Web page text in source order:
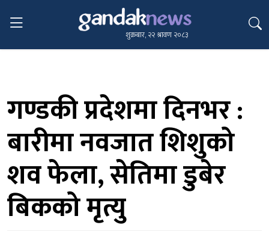
शुक्रबार, २२ श्रावण २०८३
गण्डकी प्रदेशमा दिनभर :
बारीमा नवजात शिशुको
शव फेला, सेतिमा डुबेर
बिकको मृत्यु